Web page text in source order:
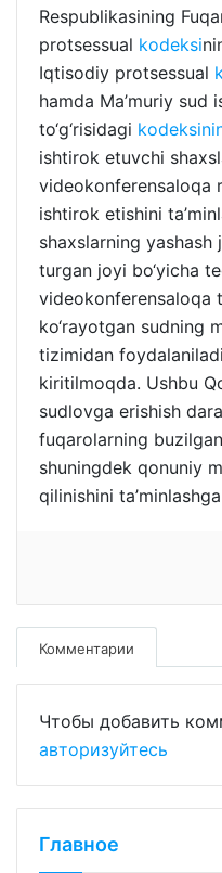
Respublikasining
protsessual kodeksi
Iqtisodiy protsessual
hamda Ma’muriy sud
to‘g‘risidagi
ishtirok etuvchi
videokonferensaloqa
ishtirok etishini
shaxslarning
turgan joyi bo‘yicha
videokonferensaloqa
ko‘rayotgan sudning
tizimidan
kiritilmoqda. Ushbu
sudlovga erishish
fuqarolarning
shuningdek qonuniy
qilinishini
Комментарии
Чтобы добавить
авторизуйтесь
Главное